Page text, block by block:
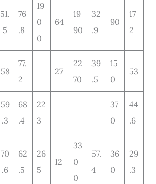
51.
5
76
.8
19
0
0
64
19
90
32
.9
90
17
2
58
77.
2
27
22
70
39
.5
15
0
53
59
.3
68
.4
22
3
37
0
44
.6
70
.6
62
.5
26
5
12
33
0
0
57.
4
36
0
29
.3